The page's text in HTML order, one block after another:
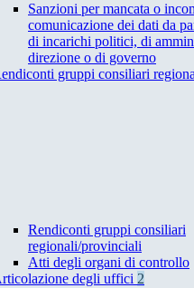
Sanzioni per mancata o
comunicazione dei dati da
di incarichi politici, di
direzione o di governo
gruppi consiliari
Rendiconti gruppi consiliari
regionali/provinciali
Atti degli organi di controllo
degli uffici 2